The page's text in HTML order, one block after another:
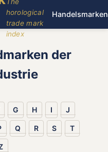
horological
trade mark
index
Handelsmarken
der
G H I J
Q R S T